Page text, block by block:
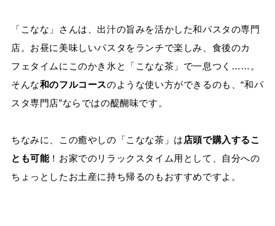
「こなな」さんは、出汁の旨みを活かした和パスタの専門
店。お昼に美味しいパスタをランチで楽しみ、食後のカ
フェタイムにこのかき氷と「こなな茶」で一息つく……。
そんな和のフルコースのような使い方ができるのも、“和パ
スタ専門店”ならではの醍醐味です。
ちなみに、この癒やしの「こなな茶」は 店頭で購入するこ
とも可能！お家でのリラックスタイム用として、自分への
ちょっとしたお土産に持ち帰るのもおすすめですよ。